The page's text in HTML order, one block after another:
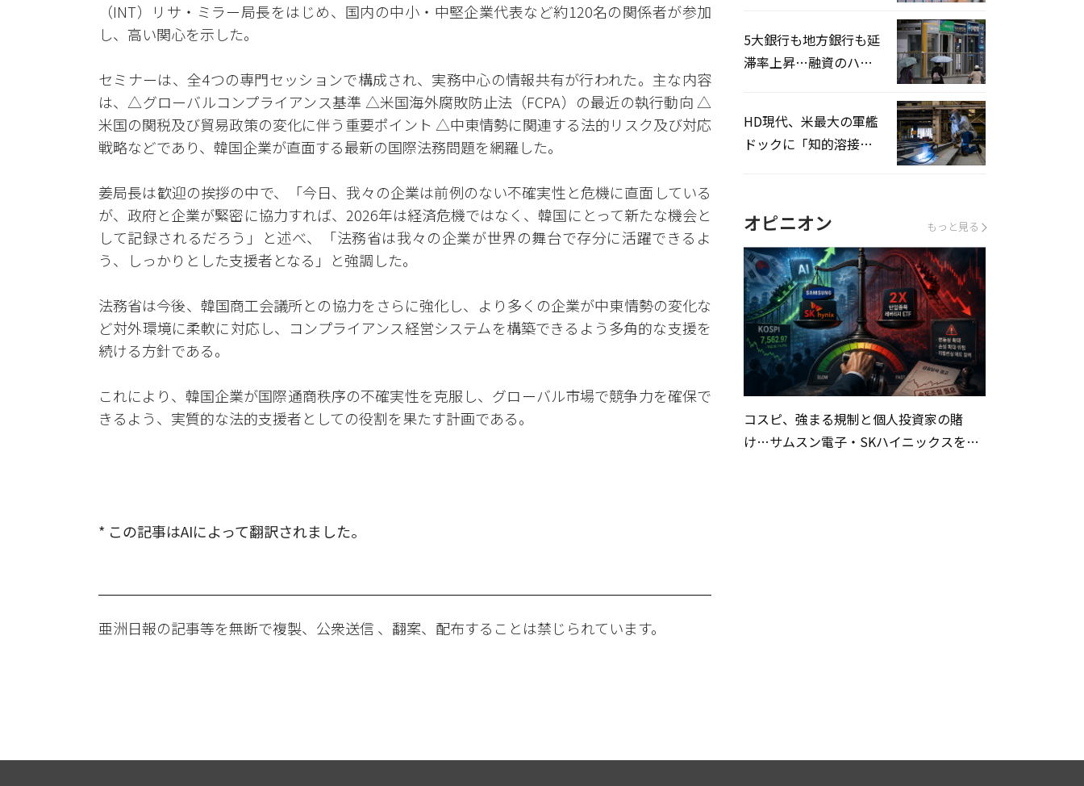
（INT）リサ・ミラー局長をはじめ、国内の中小・中堅企業代表など約120名の関係者が参加
し、高い関心を示した。
セミナーは、全4つの専門セッションで構成され、実務中心の情報共有が行われた。主な内容
は、△グローバルコンプライアンス基準 △米国海外腐敗防止法（FCPA）の最近の執行動向 △
米国の関税及び貿易政策の変化に伴う重要ポイント △中東情勢に関連する法的リスク及び対応
戦略などであり、韓国企業が直面する最新の国際法務問題を網羅した。
姜局長は歓迎の挨拶の中で、「今日、我々の企業は前例のない不確実性と危機に直面している
が、政府と企業が緊密に協力すれば、2026年は経済危機ではなく、韓国にとって新たな機会と
して記録されるだろう」と述べ、「法務省は我々の企業が世界の舞台で存分に活躍できるよ
う、しっかりとした支援者となる」と強調した。
法務省は今後、韓国商工会議所との協力をさらに強化し、より多くの企業が中東情勢の変化な
ど対外環境に柔軟に対応し、コンプライアンス経営システムを構築できるよう多角的な支援を
続ける方針である。
これにより、韓国企業が国際通商秩序の不確実性を克服し、グローバル市場で競争力を確保で
きるよう、実質的な法的支援者としての役割を果たす計画である。
* この記事はAIによって翻訳されました。
亜洲日報の記事等を無断で複製、公衆送信 、翻案、配布することは禁じられています。
5大銀行も地方銀行も延
滞率上昇…融資のハー
HD現代、米最大の軍艦
ドックに「知的溶接」
オピニオン もっと見る
コスピ、強まる規制と個人投資家の賭
け…サムスン電子・SKハイニックスを巡